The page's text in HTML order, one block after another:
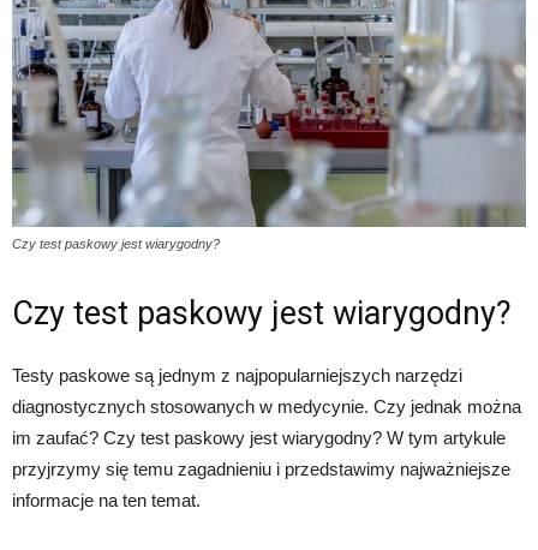
Czy test paskowy jest wiarygodny?
Czy test paskowy jest wiarygodny?
Testy paskowe są jednym z najpopularniejszych narzędzi
diagnostycznych stosowanych w medycynie. Czy jednak można
im zaufać? Czy test paskowy jest wiarygodny? W tym artykule
przyjrzymy się temu zagadnieniu i przedstawimy najważniejsze
informacje na ten temat.